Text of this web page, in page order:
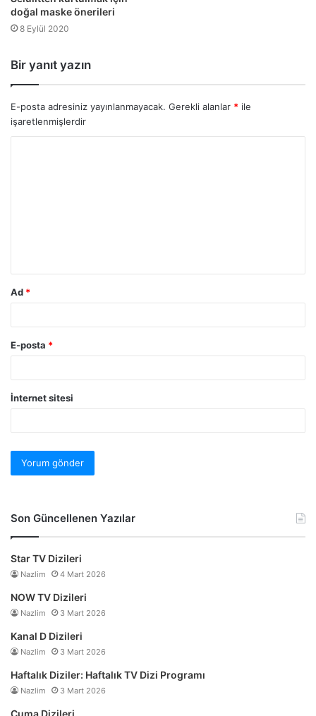
doğal maske önerileri
8 Eylül 2020
Bir yanıt yazın
E-posta adresiniz yayınlanmayacak. Gerekli alanlar * ile
işaretlenmişlerdir
Ad *
E-posta *
İnternet sitesi
Son Güncellenen Yazılar
Star TV Dizileri
Nazlim 4 Mart 2026
NOW TV Dizileri
Nazlim 3 Mart 2026
Kanal D Dizileri
Nazlim 3 Mart 2026
Haftalık Diziler: Haftalık TV Dizi Programı
Nazlim 3 Mart 2026
Cuma Dizileri